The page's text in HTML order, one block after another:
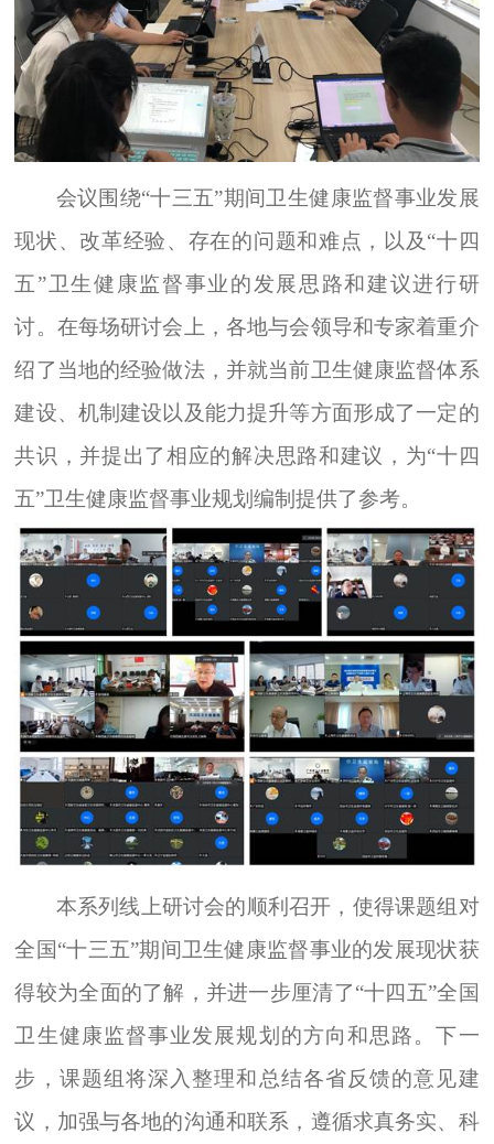
会议围绕“十三五”期间卫生健康监督事业发展
现状、改革经验、存在的问题和难点，以及“十四
五”卫生健康监督事业的发展思路和建议进行研
讨。在每场研讨会上，各地与会领导和专家着重介
绍了当地的经验做法，并就当前卫生健康监督体系
建设、机制建设以及能力提升等方面形成了一定的
共识，并提出了相应的解决思路和建议，为“十四
五”卫生健康监督事业规划编制提供了参考。
本系列线上研讨会的顺利召开，使得课题组对
全国“十三五”期间卫生健康监督事业的发展现状获
得较为全面的了解，并进一步厘清了“十四五”全国
卫生健康监督事业发展规划的方向和思路。下一
步，课题组将深入整理和总结各省反馈的意见建
议，加强与各地的沟通和联系，遵循求真务实、科